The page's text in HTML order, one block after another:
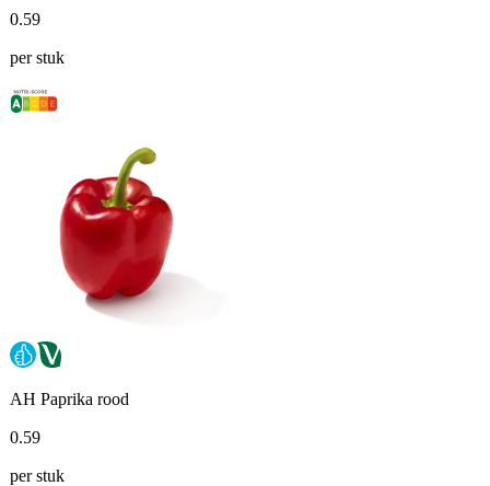
0.59
per stuk
AH Paprika rood
0.59
per stuk